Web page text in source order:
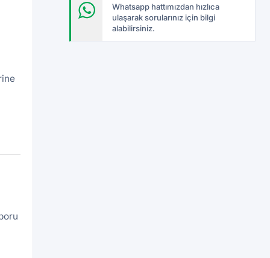
Whatsapp hattımızdan hızlıca
ulaşarak sorularınız için bilgi
alabilirsiniz.